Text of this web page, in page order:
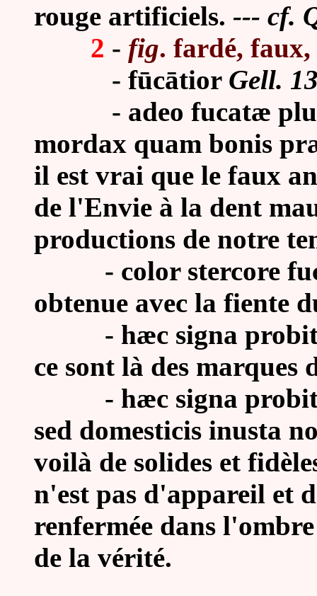
rouge artificiels. --- cf.
2 - fig. fardé,
- fūcātior Gell.
- adeo fucatæ plus
mordax quam bonis
il est vrai que le faux
de l'Envie à la dent
productions de notre
- color stercore
obtenue avec la fiente
- hæc signa
ce sont là des marques
- hæc signa
sed domesticis inusta
voilà de solides et
n'est pas d'appareil et
renfermée dans
de la vérité.